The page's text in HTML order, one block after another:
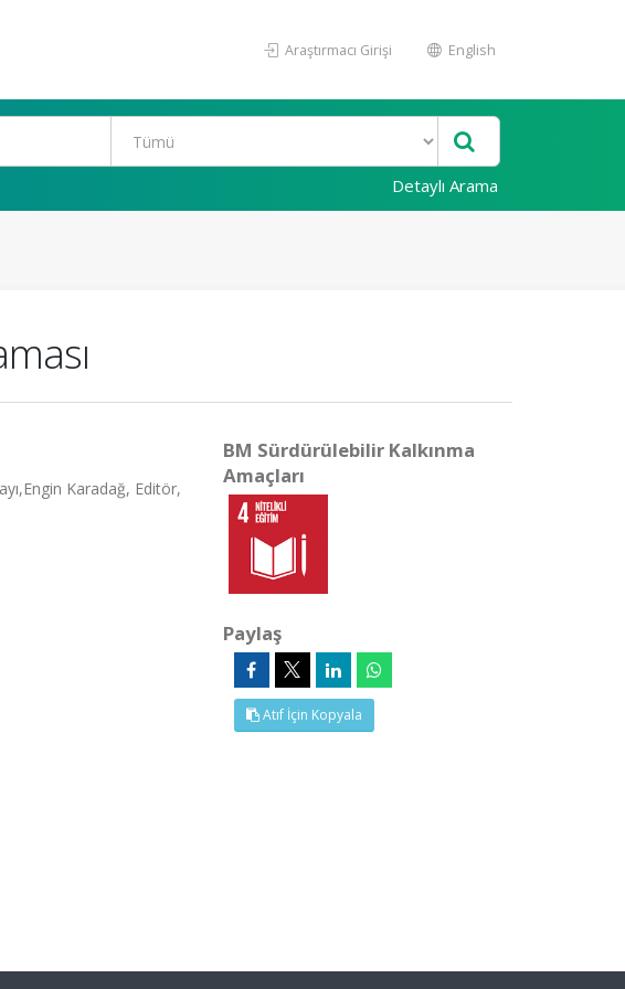
Araştırmacı Girişi English
Detaylı Arama
Karadağ, Editör,
BM Sürdürülebilir Kalkınma
Amaçları
Paylaş
Atıf İçin Kopyala